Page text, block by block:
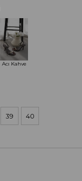
Acı Kahve
39 40